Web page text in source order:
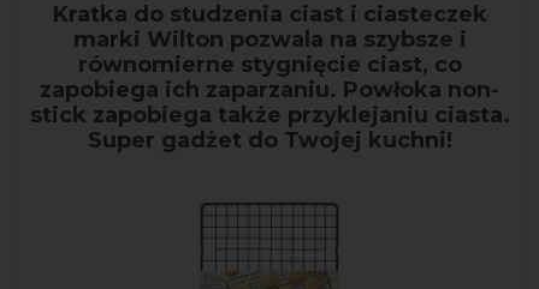
Kratka do studzenia ciast i ciasteczek
marki Wilton pozwala na szybsze i
równomierne stygnięcie ciast, co
zapobiega ich zaparzaniu. Powłoka non-
stick zapobiega także przyklejaniu ciasta.
Super gadżet do Twojej kuchni!